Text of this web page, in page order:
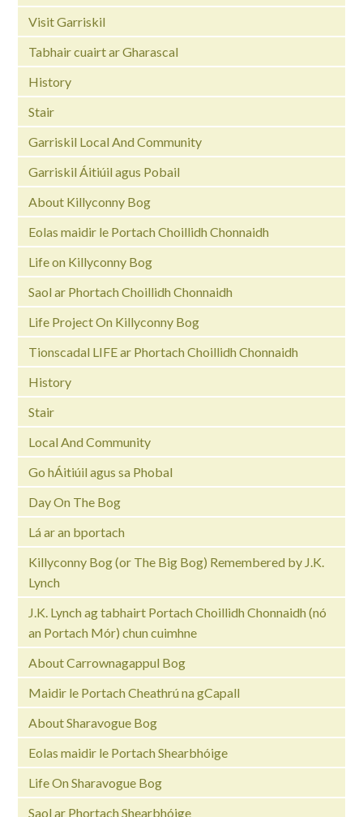
Visit Garriskil
Tabhair cuairt ar Gharascal
History
Stair
Garriskil Local And Community
Garriskil Áitiúil agus Pobail
About Killyconny Bog
Eolas maidir le Portach Choillidh Chonnaidh
Life on Killyconny Bog
Saol ar Phortach Choillidh Chonnaidh
Life Project On Killyconny Bog
Tionscadal LIFE ar Phortach Choillidh Chonnaidh
History
Stair
Local And Community
Go hÁitiúil agus sa Phobal
Day On The Bog
Lá ar an bportach
Killyconny Bog (or The Big Bog) Remembered by J.K.
Lynch
J.K. Lynch ag tabhairt Portach Choillidh Chonnaidh (nó
an Portach Mór) chun cuimhne
About Carrownagappul Bog
Maidir le Portach Cheathrú na gCapall
About Sharavogue Bog
Eolas maidir le Portach Shearbhóige
Life On Sharavogue Bog
Saol ar Phortach Shearbhóige